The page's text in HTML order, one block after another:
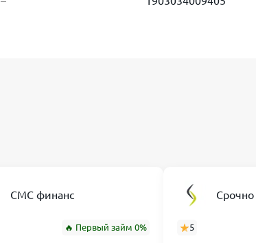
СМС финанс
🔥 Первый займ 0%
Срочно
5